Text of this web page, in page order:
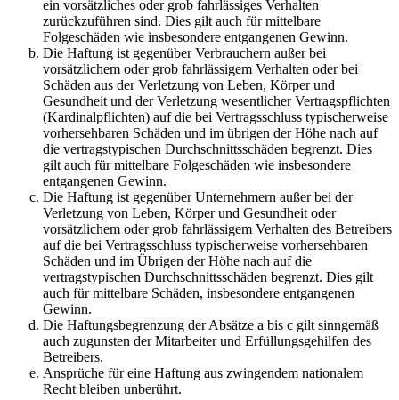
ein vorsätzliches oder grob fahrlässiges Verhalten
zurückzuführen sind. Dies gilt auch für mittelbare
Folgeschäden wie insbesondere entgangenen Gewinn.
Die Haftung ist gegenüber Verbrauchern außer bei
vorsätzlichem oder grob fahrlässigem Verhalten oder bei
Schäden aus der Verletzung von Leben, Körper und
Gesundheit und der Verletzung wesentlicher Vertragspflichten
(Kardinalpflichten) auf die bei Vertragsschluss typischerweise
vorhersehbaren Schäden und im übrigen der Höhe nach auf
die vertragstypischen Durchschnittsschäden begrenzt. Dies
gilt auch für mittelbare Folgeschäden wie insbesondere
entgangenen Gewinn.
Die Haftung ist gegenüber Unternehmern außer bei der
Verletzung von Leben, Körper und Gesundheit oder
vorsätzlichem oder grob fahrlässigem Verhalten des Betreibers
auf die bei Vertragsschluss typischerweise vorhersehbaren
Schäden und im Übrigen der Höhe nach auf die
vertragstypischen Durchschnittsschäden begrenzt. Dies gilt
auch für mittelbare Schäden, insbesondere entgangenen
Gewinn.
Die Haftungsbegrenzung der Absätze a bis c gilt sinngemäß
auch zugunsten der Mitarbeiter und Erfüllungsgehilfen des
Betreibers.
Ansprüche für eine Haftung aus zwingendem nationalem
Recht bleiben unberührt.